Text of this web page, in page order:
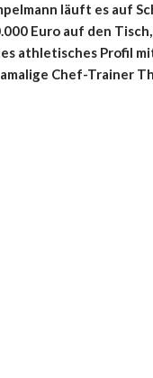
läuft es auf
Euro auf den
athletisches Profil
Chef-Trainer